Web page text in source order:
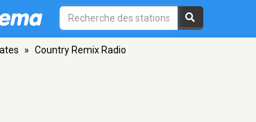
» Country Remix Radio